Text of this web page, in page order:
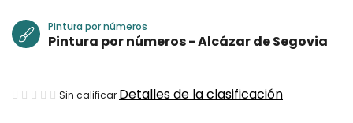
Pintura por números
Pintura por números - Alcázar de Segovia
La
Sin calificar Detalles de la clasificación